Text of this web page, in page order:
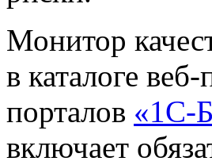
Монитор
в каталоге
порталов «1С-
включает